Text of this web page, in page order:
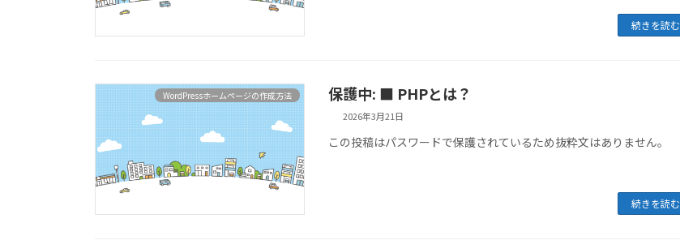
続きを読む
WordPressホームページの作成方法 保護中: ■ PHPとは？
2026年3月21日
この投稿はパスワードで保護されているため抜粋文はありません。
続きを読む